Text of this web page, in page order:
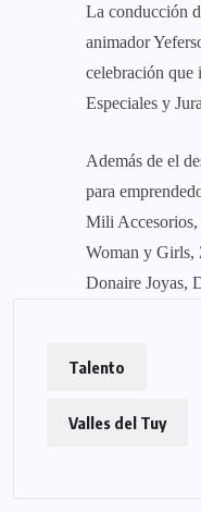
La conducción
animador
celebración que
Especiales y
Además de el
para
Mili
Woman y Girls,
Donaire Joyas,
Talento
Valles del Tuy